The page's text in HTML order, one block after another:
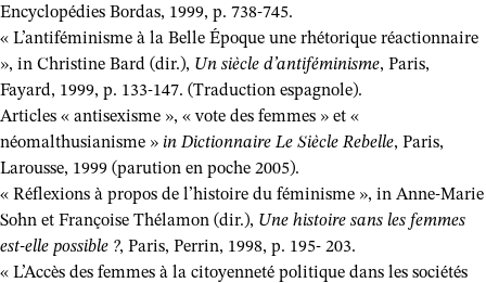
Encyclopédies Bordas, 1999, p. 738-745.
« L’antiféminisme à la Belle Époque une rhétorique réactionnaire
», in Christine Bard (dir.), Un siècle d’antiféminisme, Paris,
Fayard, 1999, p. 133-147. (Traduction espagnole).
Articles « antisexisme », « vote des femmes » et «
néomalthusianisme » in Dictionnaire Le Siècle Rebelle, Paris,
Larousse, 1999 (parution en poche 2005).
« Réflexions à propos de l’histoire du féminisme », in Anne-Marie
Sohn et Françoise Thélamon (dir.), Une histoire sans les femmes
est-elle possible ?, Paris, Perrin, 1998, p. 195- 203.
« L’Accès des femmes à la citoyenneté politique dans les sociétés